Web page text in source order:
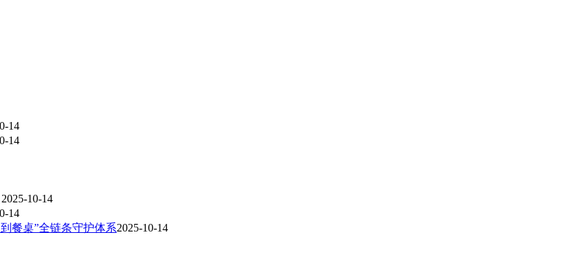
14
14
2025-10-14
14
餐桌”全链条守护体系​2025-10-14